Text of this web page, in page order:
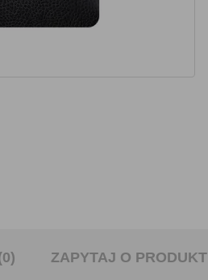
ZAPYTAJ O PRODUKT